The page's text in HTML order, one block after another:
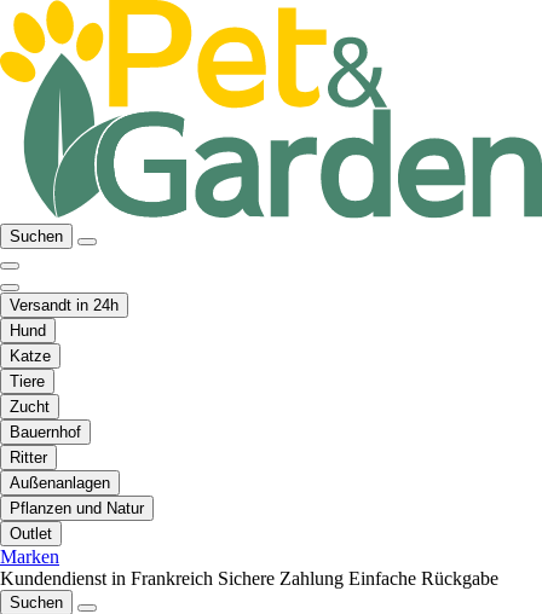
Suchen
Versandt in 24h
Hund
Katze
Tiere
Zucht
Bauernhof
Ritter
Außenanlagen
Pflanzen und Natur
Outlet
Marken
Kundendienst in Frankreich Sichere Zahlung Einfache Rückgabe
Suchen